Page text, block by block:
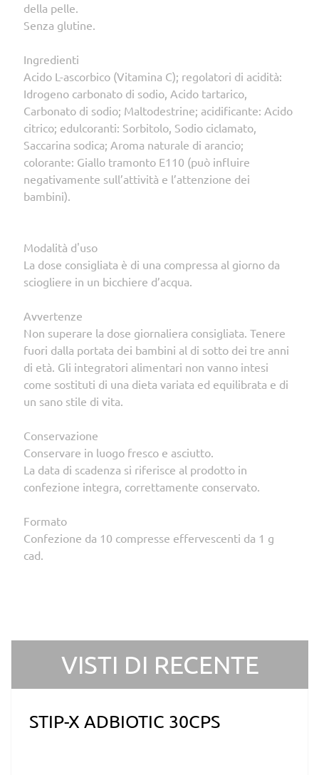
della pelle.
Senza glutine.
Ingredienti
Acido L-ascorbico (Vitamina C); regolatori di acidità:
Idrogeno carbonato di sodio, Acido tartarico,
Carbonato di sodio; Maltodestrine; acidificante: Acido
citrico; edulcoranti: Sorbitolo, Sodio ciclamato,
Saccarina sodica; Aroma naturale di arancio;
colorante: Giallo tramonto E110 (può influire
negativamente sull’attività e l’attenzione dei
bambini).
Modalità d'uso
La dose consigliata è di una compressa al giorno da
sciogliere in un bicchiere d’acqua.
Avvertenze
Non superare la dose giornaliera consigliata. Tenere
fuori dalla portata dei bambini al di sotto dei tre anni
di età. Gli integratori alimentari non vanno intesi
come sostituti di una dieta variata ed equilibrata e di
un sano stile di vita.
Conservazione
Conservare in luogo fresco e asciutto.
La data di scadenza si riferisce al prodotto in
confezione integra, correttamente conservato.
Formato
Confezione da 10 compresse effervescenti da 1 g
cad.
VISTI DI RECENTE
STIP-X ADBIOTIC 30CPS